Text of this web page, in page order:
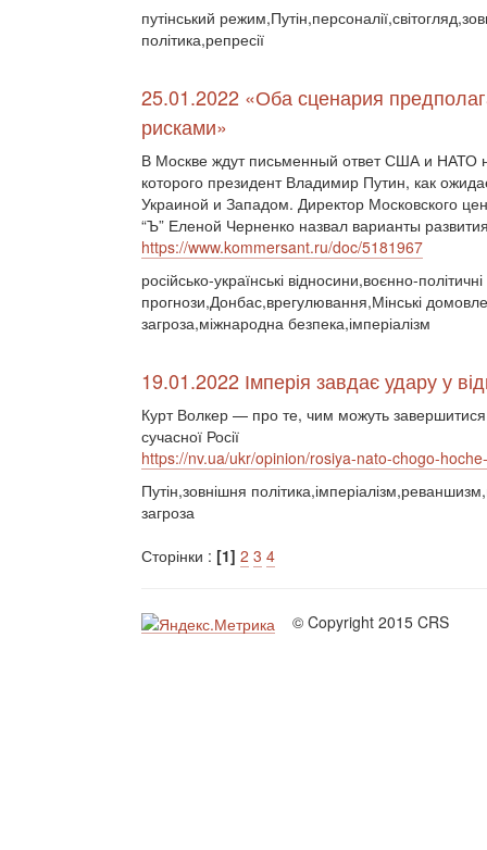
путінський
політика,репресії
25.01.2022 «Оба сценария
рисками»
В Москве ждут письменный ответ США и НАТО
которого президент Владимир Путин, как
Украиной и Западом. Директор Московского
“Ъ” Еленой Черненко назвал варианты
https://www.kommersant.ru/doc/5181967
російсько-українські відносини,воєнно-
прогнози,Донбас,врегулювання,Мінські
загроза,міжнародна безпека,імперіалізм
19.01.2022 Імперія завдає удару у
Курт Волкер — про те, чим можуть
сучасної Росії
https://nv.ua/ukr/opinion/rosiya-nato-chogo-
Путін,зовнішня
загроза
Сторінки : [1] 2 3 4
© Copyright 2015 CRS